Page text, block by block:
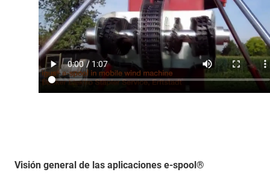
Visión general de las aplicaciones e-spool®